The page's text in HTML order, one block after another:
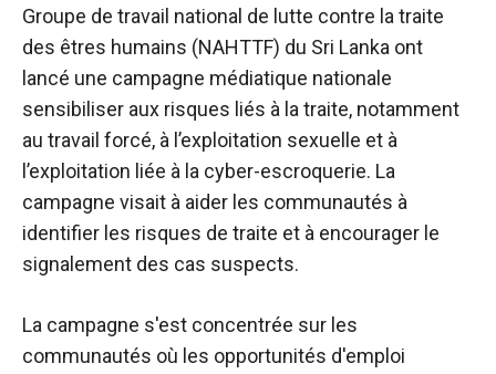
Groupe de travail national de lutte contre la traite
des êtres humains (NAHTTF) du Sri Lanka ont
lancé une campagne médiatique nationale
sensibiliser aux risques liés à la traite, notamment
au travail forcé, à l’exploitation sexuelle et à
l’exploitation liée à la cyber-escroquerie. La
campagne visait à aider les communautés à
identifier les risques de traite et à encourager le
signalement des cas suspects.
La campagne s'est concentrée sur les
communautés où les opportunités d'emploi